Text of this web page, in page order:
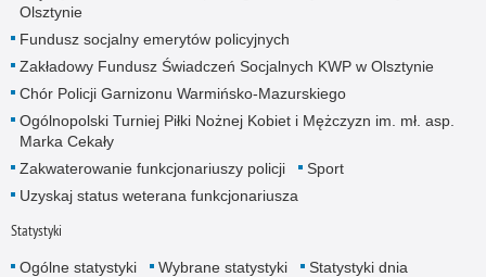
Olsztynie
Fundusz socjalny emerytów policyjnych
Zakładowy Fundusz Świadczeń Socjalnych KWP w Olsztynie
Chór Policji Garnizonu Warmińsko-Mazurskiego
Ogólnopolski Turniej Piłki Nożnej Kobiet i Mężczyzn im. mł. asp.
Marka Cekały
Zakwaterowanie funkcjonariuszy policji
Sport
Uzyskaj status weterana funkcjonariusza
Statystyki
Ogólne statystyki Wybrane statystyki
Statystyki dnia